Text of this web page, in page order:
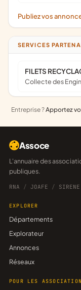
Publiez vos
SERVICES
FILETS
Collecte des
Entreprise ?Apportez
Assoce
L'annuaire des associations françaises, construit sur les données
publiques.
RNA / JOAFE / SIRENE
EXPLORER
Départements
Explorateur
Annonces
Réseaux
POUR LES